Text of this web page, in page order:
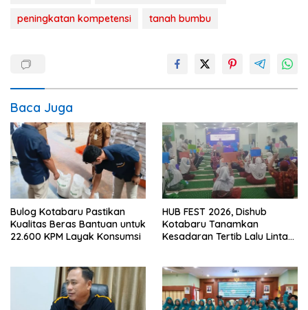
peningkatan kompetensi tanah bumbu
Baca Juga
Bulog Kotabaru Pastikan
Kualitas Beras Bantuan untuk
22.600 KPM Layak Konsumsi
HUB FEST 2026, Dishub
Kotabaru Tanamkan
Kesadaran Tertib Lalu Lintas